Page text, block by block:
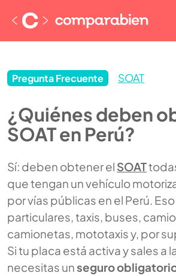
Pregunta Frecuente SOAT
¿Quiénes deben
SOAT en Perú?
Sí: deben obtener el SOAT
que tengan un vehículo
por vías públicas en el Perú.
particulares, taxis, buses,
camionetas, mototaxis y, por
Si tu placa está activa y sales a
necesitas unseguro